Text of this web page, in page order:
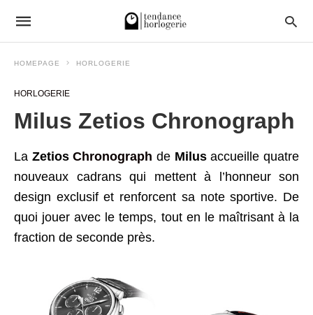
HOMEPAGE HORLOGERIE
HORLOGERIE
Milus Zetios Chronograph
La ZetiosChronograph de Milusaccueille quatre
nouveaux cadrans qui mettent à l’honneur son
design exclusif et renforcent sa note sportive. De
quoi jouer avec le temps, tout en le maîtrisant à la
fraction de seconde près.